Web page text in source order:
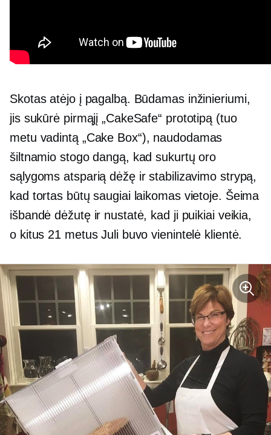
Skotas atėjo į pagalbą. Būdamas inžinieriumi,
jis sukūrė pirmąjį „CakeSafe“ prototipą (tuo
metu vadintą „Cake Box“), naudodamas
šiltnamio stogo dangą, kad sukurtų oro
sąlygoms atsparią dėžę ir stabilizavimo strypą,
kad tortas būtų saugiai laikomas vietoje. Šeima
išbandė dėžutę ir nustatė, kad ji puikiai veikia,
o kitus 21 metus Juli buvo vienintelė klientė.